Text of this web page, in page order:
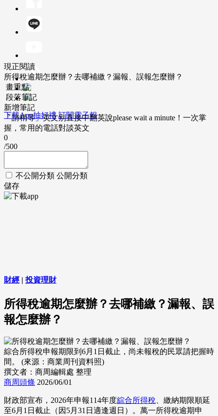
下載App抽好禮 訂閱電子報
現正閱讀
所得稅逾期怎麼辦？去哪補繳？漏報、誤報怎麼辦？
畫重點
段落筆記
新增筆記
「請稍等」英文別直接中翻英說please wait a minute！一次掌
握，常用的電話對談英文
0
/500
不公開分類 公開分類
儲存
財經 | 投資理財
所得稅逾期怎麼辦？去哪補繳？漏報、誤
報怎麼辦？
綜合所得稅申報期限到6月1日截止，尚未報稅的民眾請把握時
間。 (來源：商業周刊資料照)
撰文者：商周編輯處 整理
商周頭條 2026/06/01
財政部宣布，2026年申報114年度綜合所得稅、繳納期限順延
至6月1日截止（因5月31日適逢週日）。萬一所得稅逾期申